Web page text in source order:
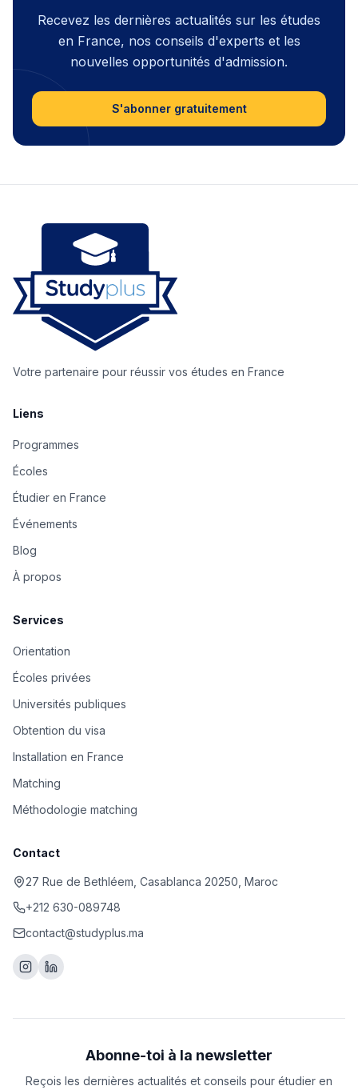
Recevez les dernières actualités sur les études
en France, nos conseils d'experts et les
nouvelles opportunités d'admission.
S'abonner gratuitement
Votre partenaire pour réussir vos études en France
Liens
Programmes
Écoles
Étudier en France
Événements
Blog
À propos
Services
Orientation
Écoles privées
Universités publiques
Obtention du visa
Installation en France
Matching
Méthodologie matching
Contact
27 Rue de Bethléem, Casablanca 20250, Maroc
+212 630-089748
contact@studyplus.ma
Abonne-toi à la newsletter
Reçois les dernières actualités et conseils pour étudier en